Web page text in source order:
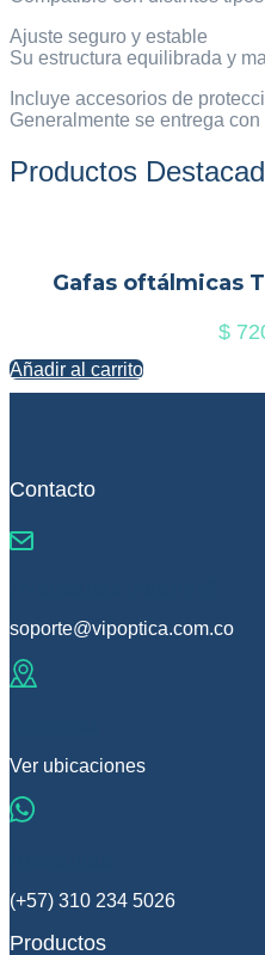
Ajuste seguro y estable
Su estructura equilibrada y
Incluye accesorios de
Generalmente se entrega
Productos
Gafas oftálmicas
$
Añadir al carrito
Contacto
soporte@vipoptica.com.co
Ver ubicaciones
(+57) 310 234 5026
Productos